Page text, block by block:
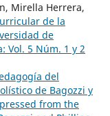
Mirella Herrera,
de la
de
Vol. 5 Núm. 1 y 2
del
de Bagozzi y
from the